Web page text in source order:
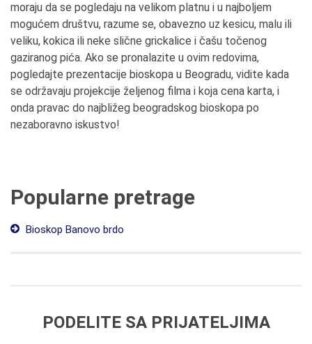
moraju da se pogledaju na velikom platnu i u najboljem
mogućem društvu, razume se, obavezno uz kesicu, malu ili
veliku, kokica ili neke slične grickalice i čašu točenog
gaziranog pića. Ako se pronalazite u ovim redovima,
pogledajte prezentacije bioskopa u Beogradu, vidite kada
se održavaju projekcije željenog filma i koja cena karta, i
onda pravac do najbližeg beogradskog bioskopa po
nezaboravno iskustvo!
Popularne pretrage
Bioskop Banovo brdo
PODELITE SA PRIJATELJIMA